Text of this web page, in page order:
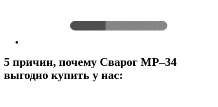
5 причин, почему Сварог МР–34
выгодно купить у нас: